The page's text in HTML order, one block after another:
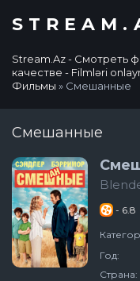
Stream.Az - Смотреть
качестве - Filmləri
Фильмы » Смешанные
Смешанные
- 6.8
Год:
Страна: